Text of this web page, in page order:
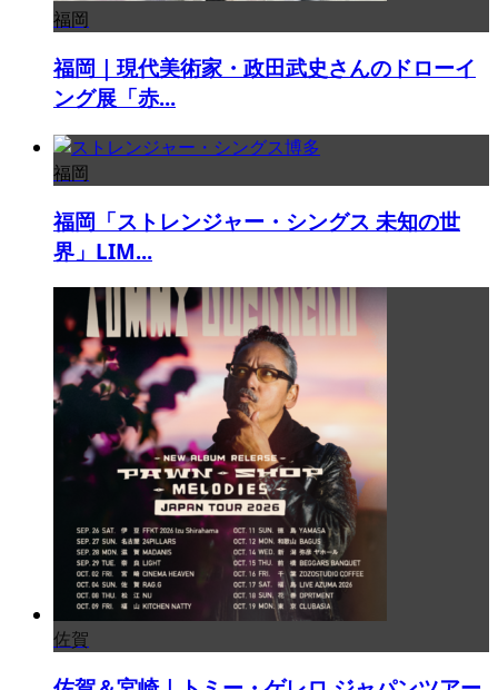
福岡
福岡｜現代美術家・政田武史さんのドローイ
ング展「赤...
福岡
福岡「ストレンジャー・シングス 未知の世
界」LIM...
佐賀